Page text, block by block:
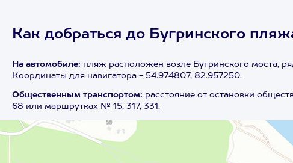
Как добраться до Бугринского
На автомобиле: пляж расположен возле Бугринского моста,
Координаты для навигатора - 54.974807, 82.957250.
Общественным транспортом: расстояние от остановки
68 или маршрутках № 15, 317, 331.